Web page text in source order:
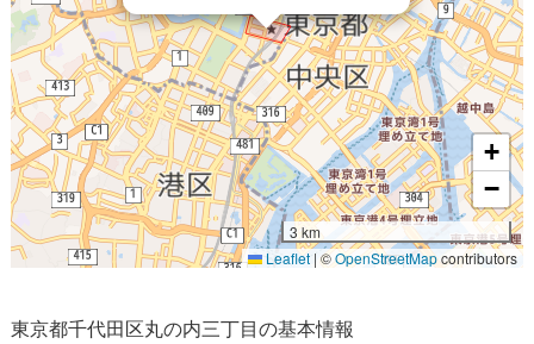
+
−
3 km
Leaflet | ©OpenStreetMapcontributors
東京都千代田区丸の内三丁目の基本情報